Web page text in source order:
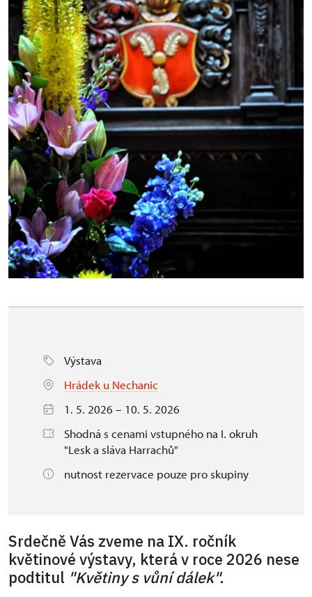
Výstava
Hrádek u Nechanic
1. 5. 2026 – 10. 5. 2026
Shodná s cenami vstupného na I. okruh
"Lesk a sláva Harrachů"
nutnost rezervace pouze pro skupiny
Srdečně Vás zveme na IX. ročník
květinové výstavy, která v roce 2026 nese
podtitul "Květiny s vůní dálek".